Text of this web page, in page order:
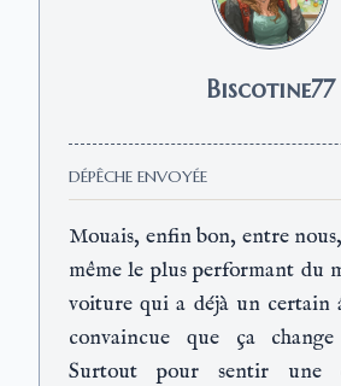
Biscotine77
DÉPÊCHE ENVOYÉE
Mouais, enfin bon, entre
même le plus performant du
voiture qui a déjà un certain
convaincue que ça
Surtout pour sentir une